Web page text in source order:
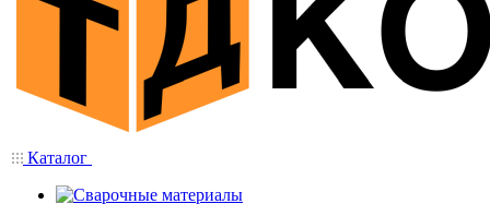
Каталог